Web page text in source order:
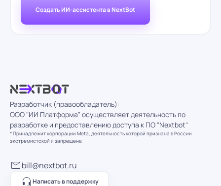
Создать ИИ-ассистента в NextBot
Разработчик (правообладатель):
ООО "ИИ Платформа" осуществляет деятельность по
разработке и предоставлению доступа к ПО "Nextbot"
* Принадлежит корпорации Meta, деятельность которой признана в России
экстремистской и запрещена
bill@nextbot.ru
Написать в поддержку